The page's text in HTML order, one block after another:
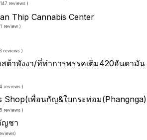
reviews )
Thip Cannabis Center
review )
reviews )
ต้าพังงา/ที่ทำการพรรคเติม420อันดามัน
reviews )
Shop(เพื่อนกัญ&ใบกระท่อม(Phangnga)
reviews )
ญชา
)